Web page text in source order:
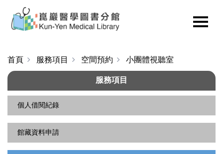
首頁 服務項目 空間預約 小團體視聽室
服務項目
個人借閱紀錄
借閱資料查詢、續借
館藏資料申請